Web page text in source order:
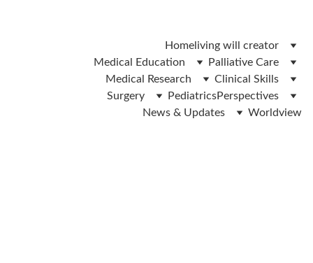
Home living will creator
Medical Education
Palliative Care
Medical Research
Clinical Skills
Surgery
PediatricsPerspectives
News & Updates
Worldview